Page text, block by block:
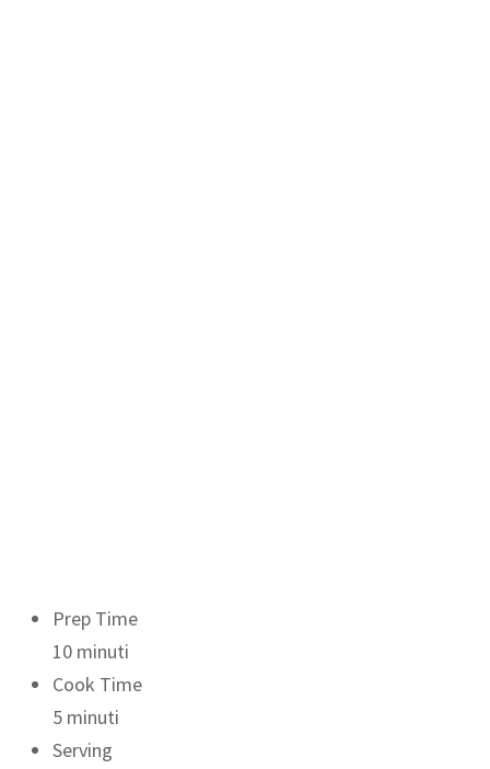
Prep Time
10 minuti
Cook Time
5 minuti
Serving